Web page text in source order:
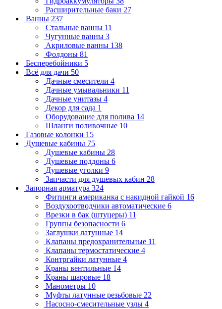
Расширительные баки 27
Ванны 237
Стальные ванны 11
Чугунные ванны 3
Акриловые ванны 138
Фолдоны 81
Бесперебойники 5
Всё для дачи 50
Дачные смесители 4
Дачные умывальники 11
Дачные унитазы 4
Декор для сада 1
Оборудование для полива 14
Шланги поливочные 10
Газовые колонки 15
Душевые кабины 75
Душевые кабины 28
Душевые поддоны 6
Душевые уголки 9
Запчасти для душевых кабин 28
Запорная арматура 324
Фитинги американка с накидной гайкой 16
Воздухоотводчики автоматические 6
Врезки в бак (штуцеры) 11
Группы безопасности 6
Заглушки латунные 14
Клапаны предохранительные 11
Клапаны термостатические 4
Контргайки латунные 4
Краны вентильные 14
Краны шаровые 18
Манометры 10
Муфты латунные резьбовые 22
Насосно-смесительные узлы 4